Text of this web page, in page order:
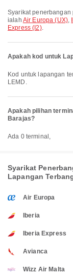
Syarikat penerbangan paling popular untuk penerbangan antarabangsa
ialah Air Europa (UX),
Express (I2).
Apakah kod untuk
Kod untuk lapangan terbang ini ialah MAD. Sementara, kod ICAO ialah
LEMD.
Apakah pilihan
Barajas?
Ada 0 terminal,
Syarikat
Lapangan
Air Europa
Iberia
Iberia Express
Avianca
Wizz Air Malta